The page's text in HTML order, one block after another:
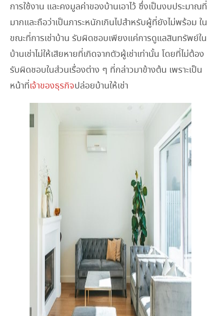
การใช้งาน และคงมูลค่าของบ้านเอาไว้ ซึ่งเป็นงบประมาณที่
มากและถือว่าเป็นภาระหนักเกินไปสำหรับผู้ที่ยังไม่พร้อม ใน
ขณะที่การเช่าบ้าน รับผิดชอบเพียงแค่การดูแลสินทรัพย์ใน
บ้านเช่าไม่ให้เสียหายที่เกิดจากตัวผู้เช่าเท่านั้น โดยที่ไม่ต้อง
รับผิดชอบในส่วนเรื่องต่าง ๆ ที่กล่าวมาข้างต้น เพราะเป็น
หน้าที่เจ้าของธุรกิจปล่อยบ้านให้เช่า